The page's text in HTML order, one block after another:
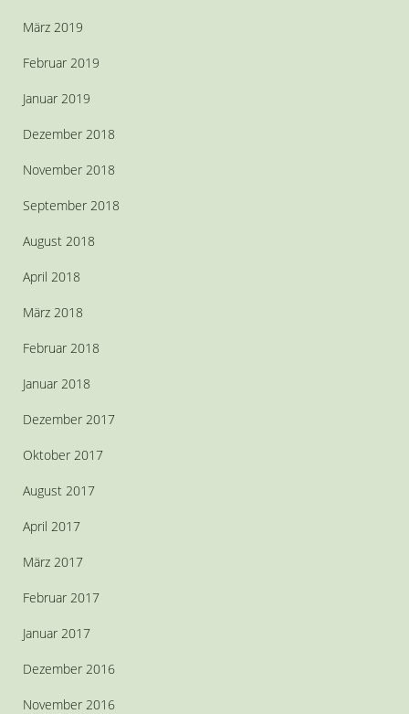
März 2019
Februar 2019
Januar 2019
Dezember 2018
November 2018
September 2018
August 2018
April 2018
März 2018
Februar 2018
Januar 2018
Dezember 2017
Oktober 2017
August 2017
April 2017
März 2017
Februar 2017
Januar 2017
Dezember 2016
November 2016